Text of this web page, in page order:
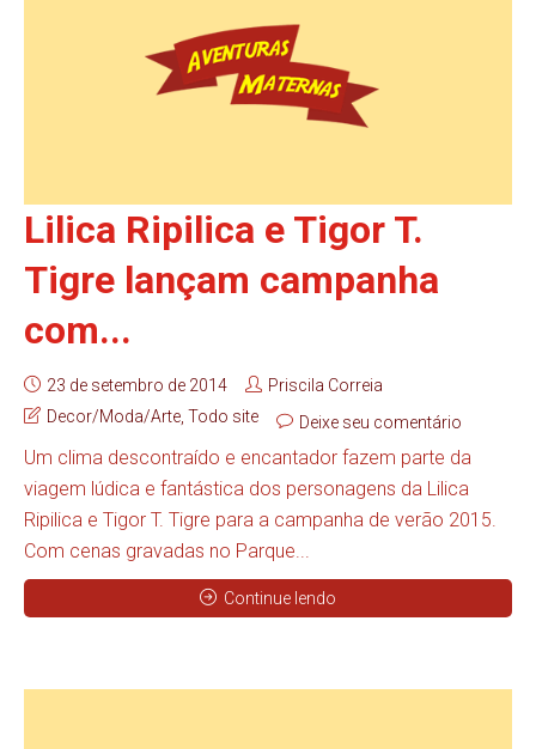
Lilica Ripilica e Tigor T.
Tigre lançam campanha
com...
23 de setembro de 2014
Priscila Correia
Decor/Moda/Arte Todo site Deixe seu comentário
Um clima descontraído e encantador fazem parte da
viagem lúdica e fantástica dos personagens da Lilica
Ripilica e Tigor T. Tigre para a campanha de verão 2015.
Com cenas gravadas no Parque...
Continue lendo